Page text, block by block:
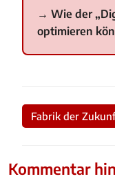
Wie der
optimieren
Fabrik der
Kommentar